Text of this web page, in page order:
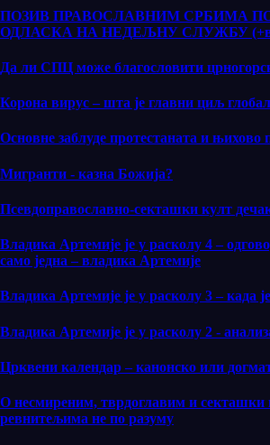
ПОЗИВ ПРАВОСЛАВНИМ СРБИМА
ОДЛАСКА НА НЕДЕЉНУ СЛУЖБУ
Да ли СПЦ може благословити
Корона вирус – шта је главни циљ
Основне заблуде протестаната и њихово
Мигранти - казна Божија?
Псевдоправославно-секташки култ
Владика Артемије је у расколу 4 –
само једна – владика Артемије
Владика Артемије је у расколу 3 – када
Владика Артемије је у расколу 2 -
Црквени календар – канонско или
О несмиреним, тврдоглавим и секташки
ревнитељима не по разуму